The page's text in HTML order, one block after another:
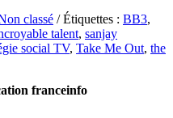
classé / Étiquettes : BB3,
talent, sanjay
social TV, Take Me Out, the
franceinfo